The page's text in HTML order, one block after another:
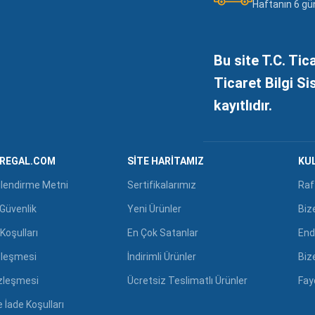
Haftanın 6
Bu site T.C.
Ticaret Bilgi
kayıtlıdır.
Metni
İade Koşulları
SITE HARITAMIZ
Sertifikalarımız
Yeni Ürünler
En Çok Satanlar
İndirimli Ürünler
Ücretsiz Teslimatlı Ürünler